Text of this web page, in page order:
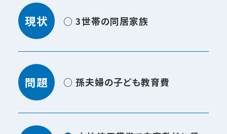
現状 ○ 3世帯の同居家族
問題 ○ 孫夫婦の子ども教育費